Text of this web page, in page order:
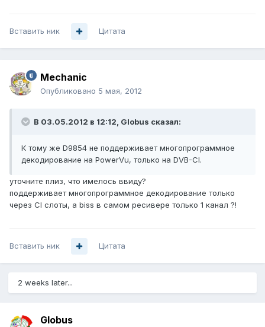
Вставить ник Цитата
Mechanic
Опубликовано 5 мая, 2012
В 03.05.2012 в 12:12, Globus сказал:
К тому же D9854 не поддерживает многопрограммное
декодирование на PowerVu, только на DVB-CI.
уточните плиз, что имелось ввиду?
поддерживает многопрограммное декодирование только
через CI слоты, а biss в самом ресивере только 1 канал ?!
Вставить ник Цитата
2 weeks later...
Globus